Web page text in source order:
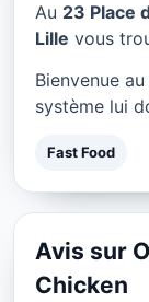
O
Au 23 Place
Lille vous
Bienvenue
système lui
Fast Food
Avis sur
Chicken